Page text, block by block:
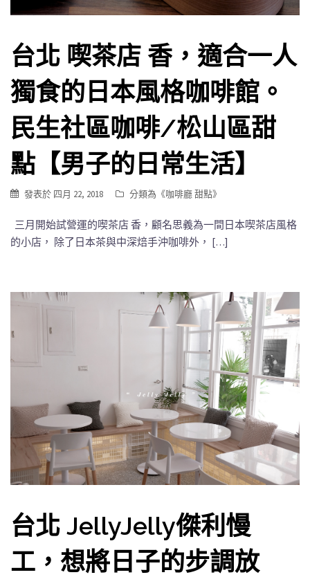
台北 喫茶店 香，適合一人
獨食的日本風格咖啡館。
民生社區咖啡/松山區甜
點【男子的日常生活】
發表於 四月 22, 2018 分類為《咖啡廳 甜點》
三月開始試營運的喫茶店 香，顧名思義為一間日本喫茶店風格
的小店， 除了日本茶與中深焙手沖咖啡外， […]
台北 JellyJelly傑利慢
工，想將日子的步調放